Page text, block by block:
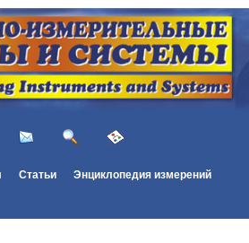
Статьи Энциклопедия измерений